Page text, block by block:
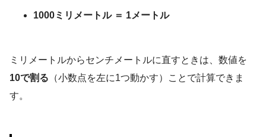
1000ミリメートル ＝ 1メートル
ミリメートルからセンチメートルに直すときは、数値を
10で割る （小数点を左に1つ動かす）ことで計算できま
す。